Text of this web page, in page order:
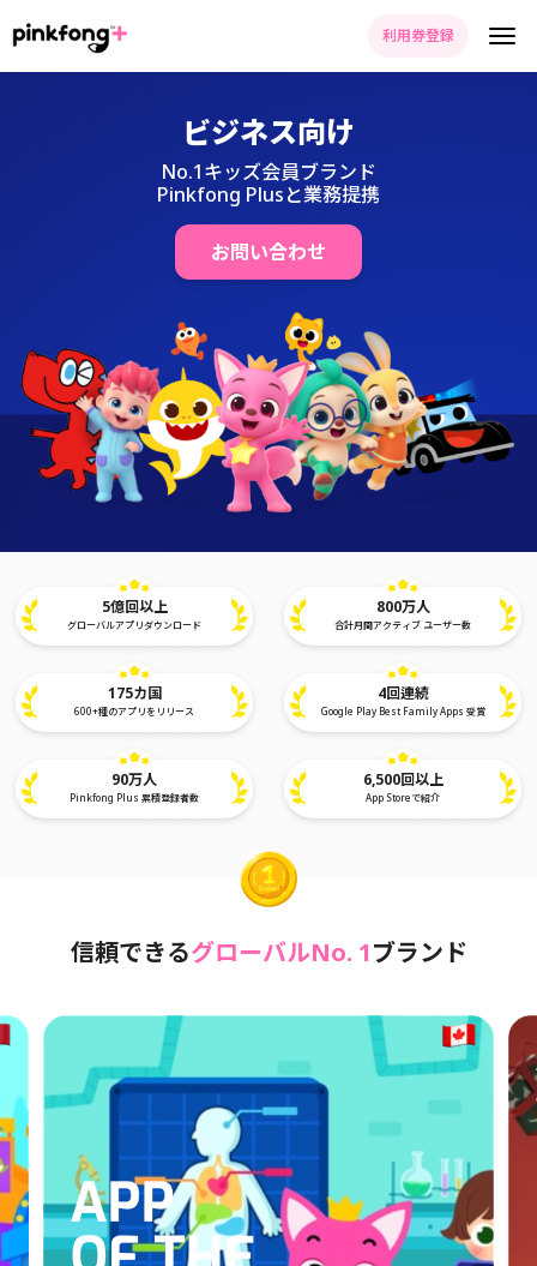
利用券登録
ビジネス向け
No.1キッズ会員ブランド
Pinkfong Plusと業務提携
お問い合わせ
5億回以上
グローバルアプリダウンロード
800万人
合計月間アクティブ ユーザー数
175カ国
600+種のアプリをリリース
4回連続
Google Play Best Family Apps 受賞
90万人
Pinkfong Plus 累積登録者数
6,500回以上
App Storeで紹介
信頼できるグローバルNo. 1ブランド